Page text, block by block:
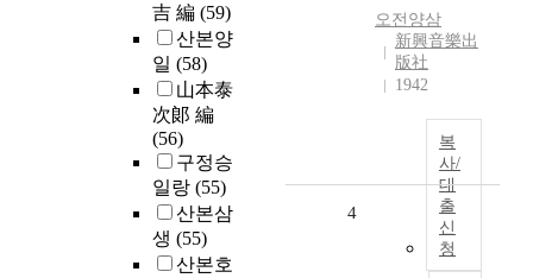
吉 編 (59)
산본양
일 (58)
山本泰
次郞 編
(56)
구정승
일랑 (55)
산본삼
생 (55)
산본호
오전양삼
新興音樂出
版社
1942
복
사/
대
출
신
청
4